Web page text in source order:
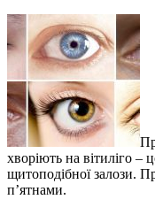
хворіють на вітиліго –
щитоподібної залози.
п’ятнами.